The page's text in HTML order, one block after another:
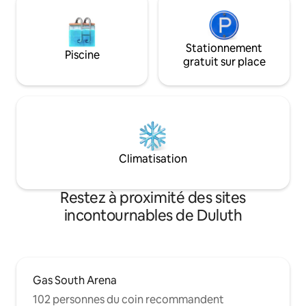
Piscine
Stationnement
gratuit sur place
Climatisation
Restez à proximité des sites
incontournables de Duluth
Gas South Arena
102 personnes du coin recommandent